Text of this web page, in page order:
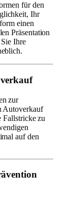
für den
Ihr
einen
Präsentation
Ihre
zur
Autoverkauf
Fallstricke zu
auf den